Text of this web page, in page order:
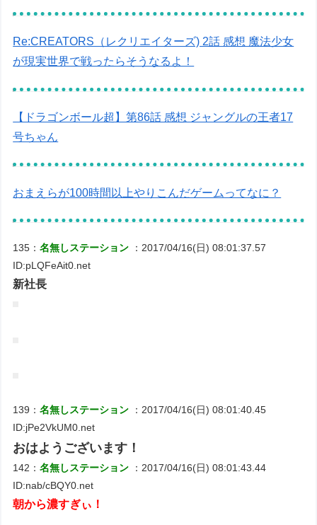
Re:CREATORS（レクリエイターズ) 2話 感想 魔法少女
が現実世界で戦ったらそうなるよ！
【ドラゴンボール超】第86話 感想 ジャングルの王者17
号ちゃん
おまえらが100時間以上やりこんだゲームってなに？
135：名無しステーション
：2017/04/16(日) 08:01:37.57
ID:pLQFeAit0.net
新社長
139：名無しステーション
：2017/04/16(日) 08:01:40.45
ID:jPe2VkUM0.net
おはようございます！
142：名無しステーション
：2017/04/16(日) 08:01:43.44
ID:nab/cBQY0.net
朝から濃すぎぃ！